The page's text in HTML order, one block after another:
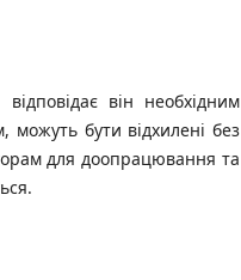
він необхідним
можуть бути відхилені без
для доопрацювання та